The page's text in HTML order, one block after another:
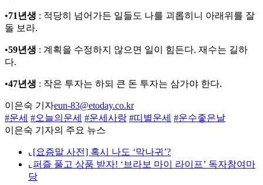
•71년생 : 적당히 넘어가든 일들도 나를 괴롭히니 아래위를 잘
돌 보라.
•59년생 : 계획을 수정하지 않으면 일이 힘든다. 재수는 길하
다.
•47년생 : 작은 투자는 하되 큰 돈 투자는 삼가야 한다.
이은숙 기자eun-83@etoday.co.kr
#운세 #오늘의운세 #운세사랑 #띠별운세 #운수좋은날
이은숙 기자의 주요 뉴스
⌞ [요즘말 사전] 혹시 나도 ‘막나귀’?
⌞ 퍼즐 풀고 상품 받자! ‘브라보 마이 라이프’ 독자참여마
당